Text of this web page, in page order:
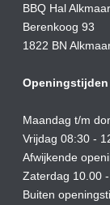
BBQ Hal Alkmaar
Berenkoog 93
1822 BN
Openingstijden
Maandag t/m
Vrijdag 08:30 -
Afwijkende
Zaterdag 10.00
Buiten